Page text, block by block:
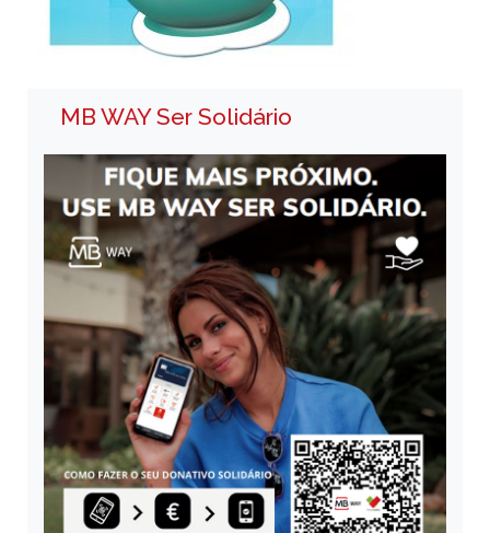
MB WAY Ser Solidário